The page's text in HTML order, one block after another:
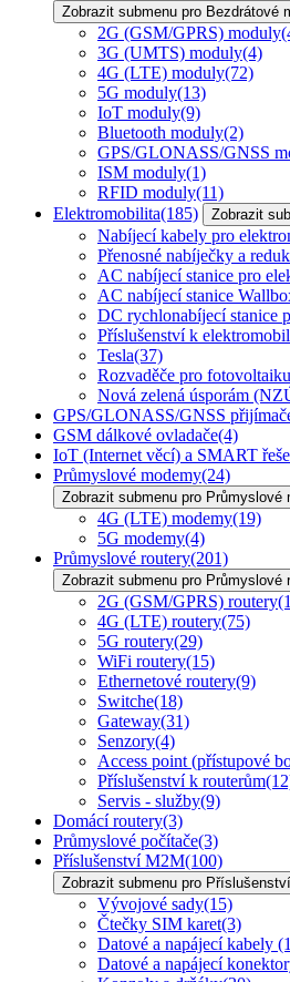
Zobrazit submenu pro Bezdrátové
2G (GSM/GPRS) moduly
3G (UMTS) moduly(4)
4G (LTE) moduly(72)
5G moduly(13)
IoT moduly(9)
Bluetooth moduly(2)
GPS/GLONASS/GNSS
ISM moduly(1)
RFID moduly(11)
Elektromobilita(185) Zobrazit
Nabíjecí kabely pro
Přenosné nabíječky a
AC nabíjecí stanice pro
AC nabíjecí stanice
DC rychlonabíjecí stanice
Příslušenství k
Tesla(37)
Rozvaděče pro fotovoltaiku
Nová zelená úsporám
GPS/GLONASS/GNSS
GSM dálkové ovladače(4)
IoT (Internet věcí) a SMART
Průmyslové modemy(24)
Zobrazit submenu pro Průmyslové
4G (LTE) modemy(19)
5G modemy(4)
Průmyslové routery(201)
Zobrazit submenu pro Průmyslové
2G (GSM/GPRS) routery
4G (LTE) routery(75)
5G routery(29)
WiFi routery(15)
Ethernetové routery(9)
Switche(18)
Gateway(31)
Senzory(4)
Access point (přístupové
Příslušenství k routerům
Servis - služby(9)
Domácí routery(3)
Průmyslové počítače(3)
Příslušenství M2M(100)
Zobrazit submenu pro
Vývojové sady(15)
Čtečky SIM karet(3)
Datové a napájecí kabely
Datové a napájecí